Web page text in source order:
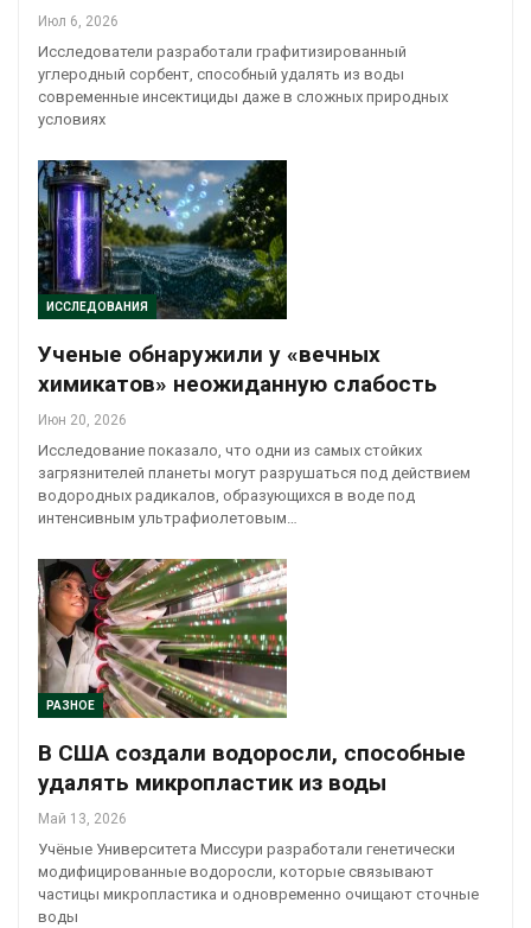
Июл 6, 2026
Исследователи разработали графитизированный
углеродный сорбент, способный удалять из воды
современные инсектициды даже в сложных природных
условиях
ИССЛЕДОВАНИЯ
Ученые обнаружили у «вечных
химикатов» неожиданную слабость
Июн 20, 2026
Исследование показало, что одни из самых стойких
загрязнителей планеты могут разрушаться под действием
водородных радикалов, образующихся в воде под
интенсивным ультрафиолетовым…
РАЗНОЕ
В США создали водоросли, способные
удалять микропластик из воды
Май 13, 2026
Учёные Университета Миссури разработали генетически
модифицированные водоросли, которые связывают
частицы микропластика и одновременно очищают сточные
воды